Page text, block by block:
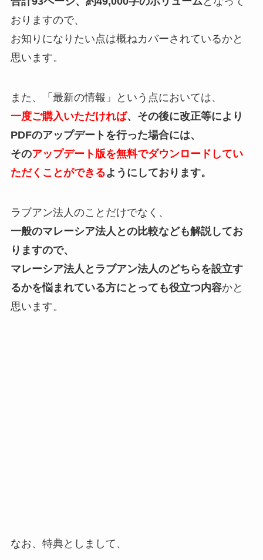
おりますので、
お知りになりたい点は概ねカバーされているかと
思います。
また、「最新の情報」という点においては、
一度ご購入いただければ、その後に改正等により
PDFのアップデートを行った場合には、
そのアップデート版を無料でダウンロードしてい
ただくことができるようにしております。
ラブアン法人のことだけでなく、
一般のマレーシア法人との比較なども解説してお
りますので、
マレーシア法人とラブアン法人のどちらを設立す
るかを悩まれている方にとっても役立つ内容かと
思います。
なお、特典としまして、